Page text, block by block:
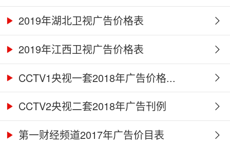
2019年湖北卫视广告价格表
2019年江西卫视广告价格表
CCTV1央视一套2018年广告价格...
CCTV2央视二套2018年广告刊例
第一财经频道2017年广告价目表